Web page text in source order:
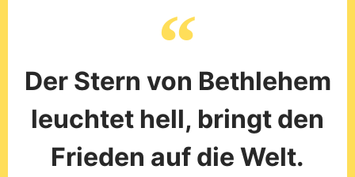
Markus B.
Die wichtigsten Zitate / Ideen aus
der Community